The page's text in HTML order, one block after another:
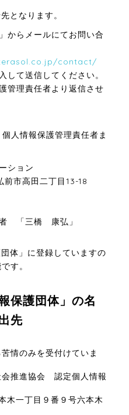
となります。
からメールにてお問い合
contact/
して送信してください。
管理責任者より返信させ
情報保護管理責任者ま
ション
前市高田二丁目13-18
「三橋 康弘」
体」に登録していますの
す。
保護団体」の名
先
情のみを受付けていま
会推進協会 認定個人情報
一丁目９番９号六本木